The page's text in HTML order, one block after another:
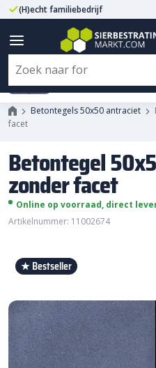
(H)echt familiebedrijf
Betontegels 50x50 antraciet
facet
Betontegel
zonder facet
Online op voorraad, direct
Artikelnummer: 11002674
★ Bestseller
Betontegel
zonder facet